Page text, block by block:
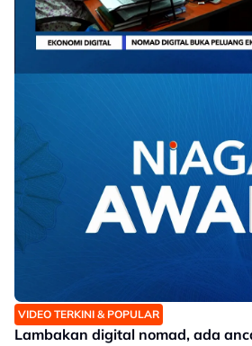
VIDEO TERKINI & POPULAR
Lambakan digital nomad, ada